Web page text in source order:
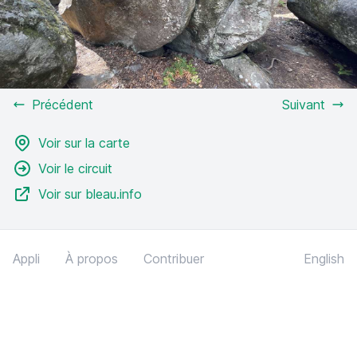
Précédent Suivant
Voir sur la carte
Voir le circuit
Voir sur bleau.info
Appli À propos Contribuer English